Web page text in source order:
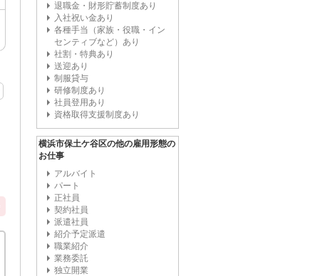
退職金・財形貯蓄制度あり
入社祝い金あり
各種手当（家族・役職・イン
センティブなど）あり
社割・特典あり
送迎あり
制服貸与
研修制度あり
社員登用あり
資格取得支援制度あり
横浜市保土ケ谷区の他の雇用形態の
お仕事
アルバイト
パート
正社員
契約社員
派遣社員
紹介予定派遣
職業紹介
業務委託
独立開業